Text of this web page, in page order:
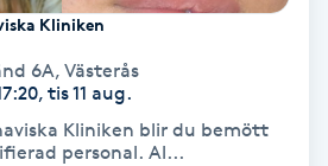
Kliniken
6A, Västerås
tis 11 aug.
Kliniken blir du bemött
personal. Al...